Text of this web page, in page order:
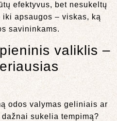
efektyvus, bet nesukeltų
apsaugos – viskas, ką
savininkams.
valiklis –
odos valymas geliniais ar
sukelia tempimą?